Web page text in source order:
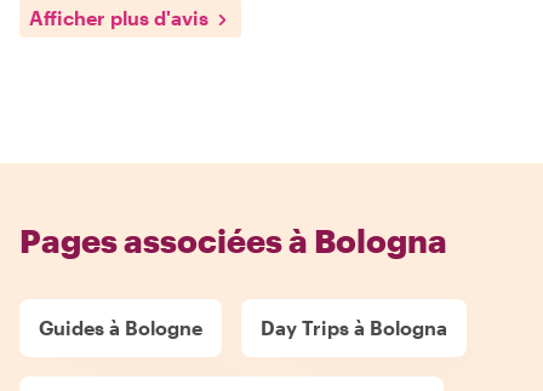
Afficher plus d'avis
Pages associées à Bologna
Guides à Bologne Day Trips à Bologna